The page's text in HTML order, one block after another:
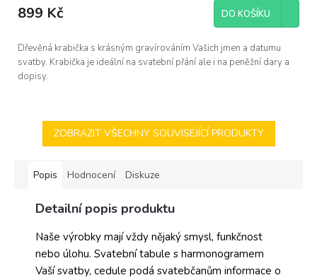
899 Kč DO KOŠÍKU
Dřevěná krabička s krásným gravírováním Vašich jmen a datumu
svatby. Krabička je ideální na svatební přání ale i na peněžní dary a
dopisy.
ZOBRAZIT VŠECHNY SOUVISEJÍCÍ PRODUKTY
Popis Hodnocení Diskuze
Detailní popis produktu
Naše výrobky mají vždy nějaký smysl, funkčnost
nebo úlohu. Svatební tabule s harmonogramem
Vaší svatby, cedule podá svatebčanům informace o